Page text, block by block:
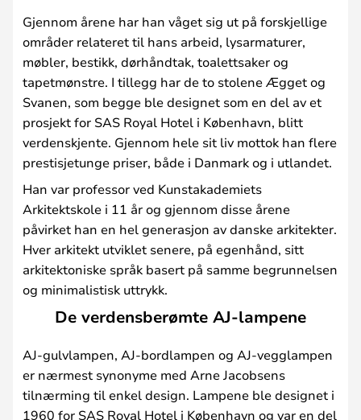
Gjennom årene har han våget sig ut på forskjellige
områder relateret til hans arbeid, lysarmaturer,
møbler, bestikk, dørhåndtak, toalettsaker og
tapetmønstre. I tillegg har de to stolene Ægget og
Svanen, som begge ble designet som en del av et
prosjekt for SAS Royal Hotel i København, blitt
verdenskjente. Gjennom hele sit liv mottok han flere
prestisjetunge priser, både i Danmark og i utlandet.
Han var professor ved Kunstakademiets
Arkitektskole i 11 år og gjennom disse årene
påvirket han en hel generasjon av danske arkitekter.
Hver arkitekt utviklet senere, på egenhånd, sitt
arkitektoniske språk basert på samme begrunnelsen
og minimalistisk uttrykk.
De verdensberømte AJ-lampene
AJ-gulvlampen, AJ-bordlampen og AJ-vegglampen
er nærmest synonyme med Arne Jacobsens
tilnærming til enkel design. Lampene ble designet i
1960 for SAS Royal Hotel i København og var en del